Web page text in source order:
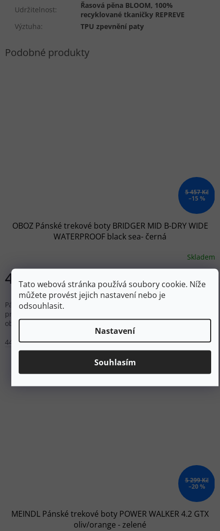
Tato webová stránka používá soubory cookie. Níže
můžete provést jejich nastavení nebo je
odsouhlasit.
Nastavení
Souhlasím
Udržitelnost:
Řasová pěna BLOOM, 100%
recyklované tkaničky REPREVE
Výztuha: TPU zpevnění paty
5 457 Kč
–15 %
OBOZ Pánské trekové boty BRIDGER MID B-DRY WIDE
WATERPROOF black sea- černá
Skladem
4 637 Kč DETAIL
Pánské trekové boty s membránou B-DRY a koženým svrškem
pro široká chodidla. Zpevněná špička a pata s gumovou
obsázkou poskytují ochranu na náročném...
44,5
45 47
5 299 Kč
–20 %
MEINDL Pánské trekové boty POWER WALKER 4.2 GTX
oliv/orange - zelené